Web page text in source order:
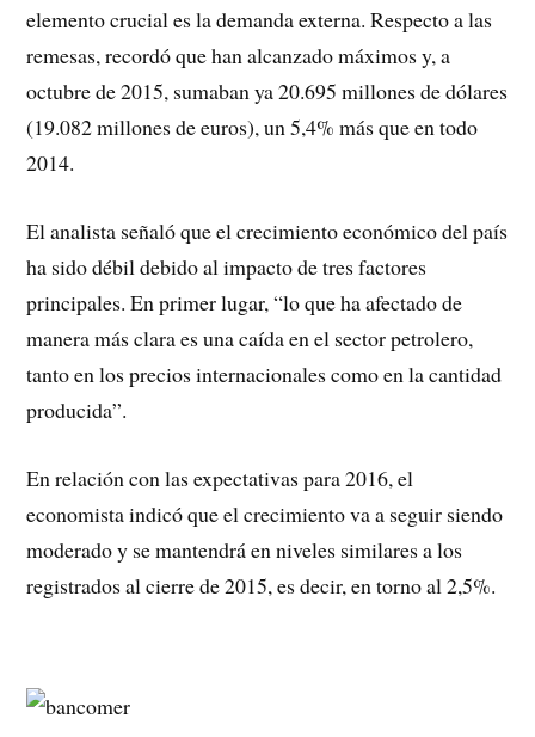
elemento crucial es la demanda externa. Respecto a las
remesas, recordó que han alcanzado máximos y, a
octubre de 2015, sumaban ya 20.695 millones de dólares
(19.082 millones de euros), un 5,4% más que en todo
2014.
El analista señaló que el crecimiento económico del país
ha sido débil debido al impacto de tres factores
principales. En primer lugar, “lo que ha afectado de
manera más clara es una caída en el sector petrolero,
tanto en los precios internacionales como en la cantidad
producida”.
En relación con las expectativas para 2016, el
economista indicó que el crecimiento va a seguir siendo
moderado y se mantendrá en niveles similares a los
registrados al cierre de 2015, es decir, en torno al 2,5%.